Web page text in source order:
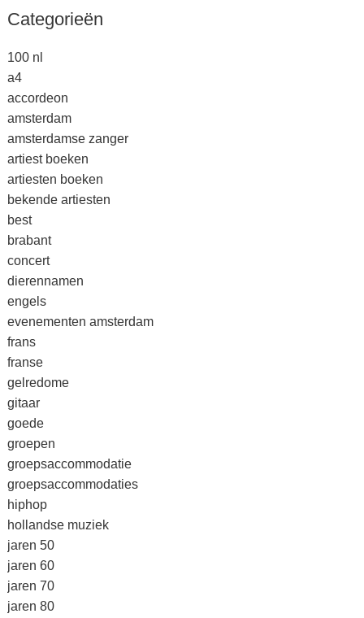
Categorieën
100 nl
a4
accordeon
amsterdam
amsterdamse zanger
artiest boeken
artiesten boeken
bekende artiesten
best
brabant
concert
dierennamen
engels
evenementen amsterdam
frans
franse
gelredome
gitaar
goede
groepen
groepsaccommodatie
groepsaccommodaties
hiphop
hollandse muziek
jaren 50
jaren 60
jaren 70
jaren 80